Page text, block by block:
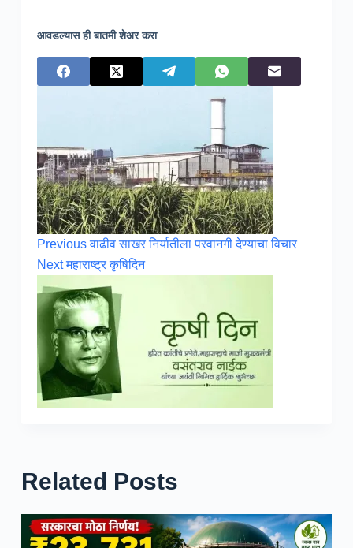
आवडल्यास ही बातमी शेअर करा
Previousवाढीव साखर निर्यातीला परवानगी देण्याचा विचार
Nextमहाराष्ट्र कृषिदिन
Related Posts